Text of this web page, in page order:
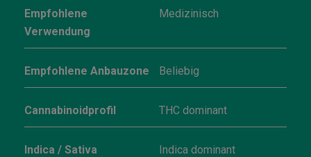
Empfohlene
Verwendung
Medizinisch
Empfohlene Anbauzone Beliebig
Cannabinoidprofil THC dominant
Indica / Sativa Indica dominant